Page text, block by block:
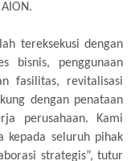
tereksekusi dengan
bisnis, penggunaan
fasilitas, revitalisasi
dengan penataan
perusahaan. Kami
kepada seluruh pihak
strategis”, tutur